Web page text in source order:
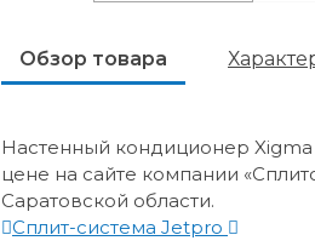
Обзор товара
Настенный кондиционер Xigma
цене на сайте компании
Саратовской области.
Сплит-система Jetpro